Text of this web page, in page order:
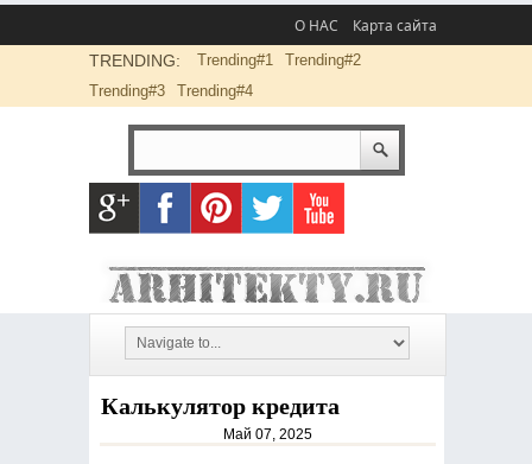
О НАС Карта сайта
TRENDING: Trending#1
Trending#2
Trending#3
Trending#4
Калькулятор кредита
Май 07, 2025